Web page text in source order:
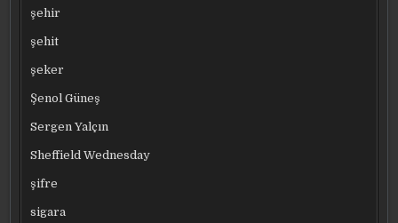
şehir
şehit
şeker
Şenol Güneş
Sergen Yalçın
Sheffield Wednesday
şifre
sigara